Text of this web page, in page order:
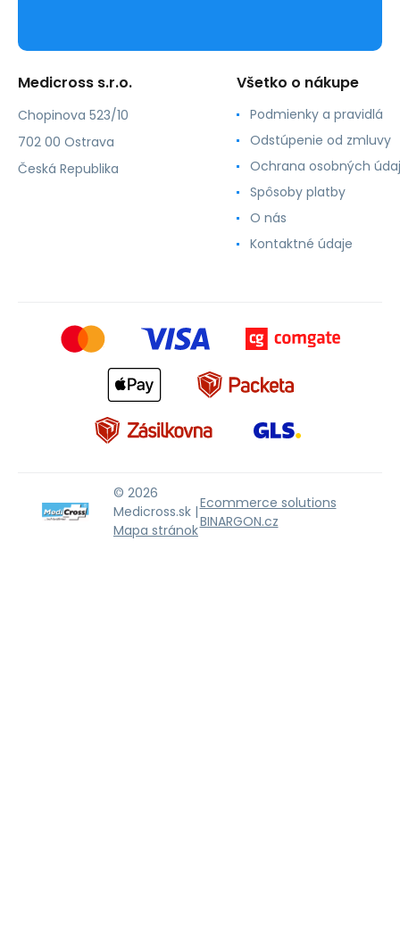
Medicross s.r.o.
Chopinova 523/10
702 00 Ostrava
Česká Republika
Všetko o nákupe
Podmienky a pravidlá
Odstúpenie od zmluvy
Ochrana osobných
Spôsoby platby
O nás
Kontaktné údaje
© 2026
Medicross.sk |
Mapa stránok
Ecommerce solutions
BINARGON.cz